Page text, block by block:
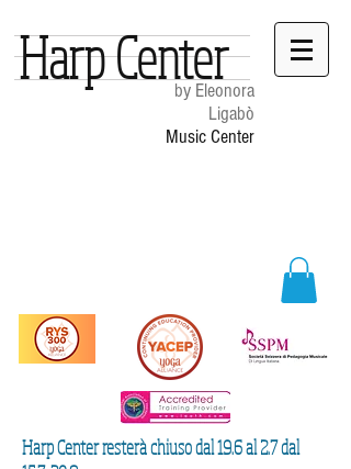
by Eleonora
Ligabò
Music Center
Harp Center
Harp Center resterà chiuso dal 19.6 al 2.7 dal